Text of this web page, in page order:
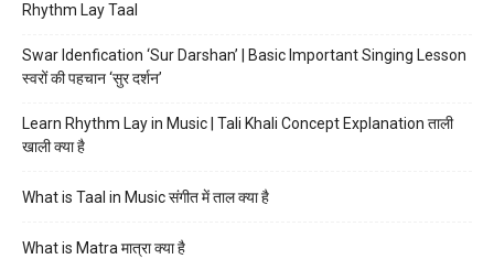
Rhythm Lay Taal
Swar Idenfication ‘Sur Darshan’ | Basic Important Singing Lesson
स्वरों की पहचान ‘सुर दर्शन’
Learn Rhythm Lay in Music | Tali Khali Concept Explanation ताली
खाली क्या है
What is Taal in Music संगीत में ताल क्या है
What is Matra मात्रा क्या है